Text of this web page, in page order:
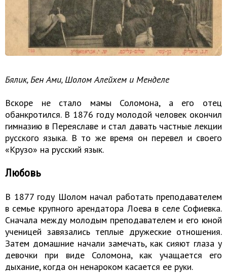
Бялик, Бен Ами, Шолом Алейхем и Менделе
Вскоре не стало мамы Соломона, а его отец
обанкротился. В 1876 году молодой человек окончил
гимназию в Переяславе и стал давать частные лекции
русского языка. В то же время он перевел и своего
«Крузо» на русский язык.
Любовь
В 1877 году Шолом начал работать преподавателем
в семье крупного арендатора Лоева в селе Софиевка.
Сначала между молодым преподавателем и его юной
ученицей завязались теплые дружеские отношения.
Затем домашние начали замечать, как сияют глаза у
девочки при виде Соломона, как учащается его
дыхание, когда он ненароком касается ее руки.